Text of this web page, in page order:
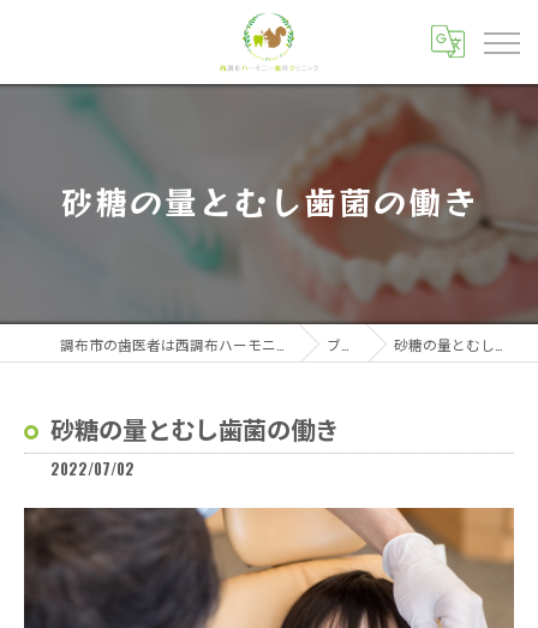
砂糖の量とむし歯菌の働き
ブログ 砂糖の量とむし歯菌の働き
砂糖の量とむし歯菌の働き
2022/07/02